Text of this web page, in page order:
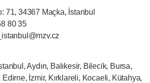
71, 34367 Maçka, İstanbul
80 35
Aydın, Balıkesir, Bilecik, Bursa,
İzmir, Kırklareli, Kocaeli, Kütahya,